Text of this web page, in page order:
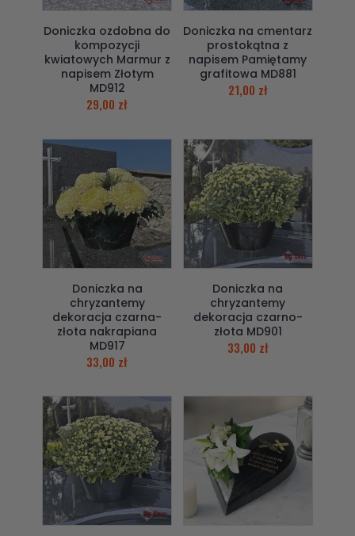
Doniczka ozdobna do
kompozycji
kwiatowych Marmur z
napisem Złotym
MD912
29,00 zł
Doniczka na cmentarz
prostokątna z
napisem Pamiętamy
grafitowa MD881
21,00 zł
Doniczka na
chryzantemy
dekoracja czarna-
złota nakrapiana
MD917
33,00 zł
Doniczka na
chryzantemy
dekoracja czarno-
złota MD901
33,00 zł